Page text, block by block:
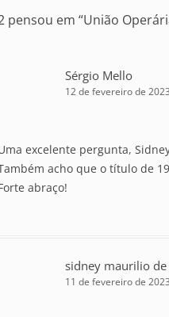
pensou em “União
Sérgio Mello
12 de fevereiro de
excelente pergunta,
acho que o título de
abraço!
sidney maurilio de
11 de fevereiro de